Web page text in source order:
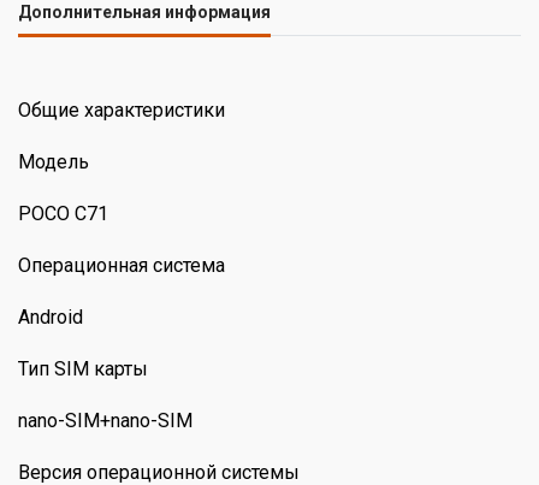
Дополнительная информация
Общие характеристики
Модель
POCO C71
Операционная система
Android
Тип SIM карты
nano-SIM+nano-SIM
Версия операционной системы